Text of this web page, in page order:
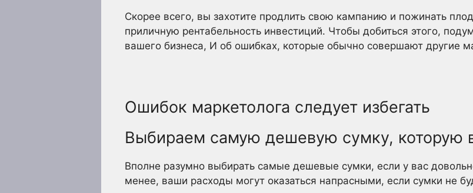
Скорее всего, вы захотите продлить свою кампанию и пожинать
приличную рентабельность инвестиций. Чтобы добиться этого,
вашего бизнеса, И об ошибках, которые обычно совершают другие
Ошибок маркетолога следует избегать
Выбираем самую дешевую сумку, которую
Вполне разумно выбирать самые дешевые сумки, если у вас
менее, ваши расходы могут оказаться напрасными, если сумки не